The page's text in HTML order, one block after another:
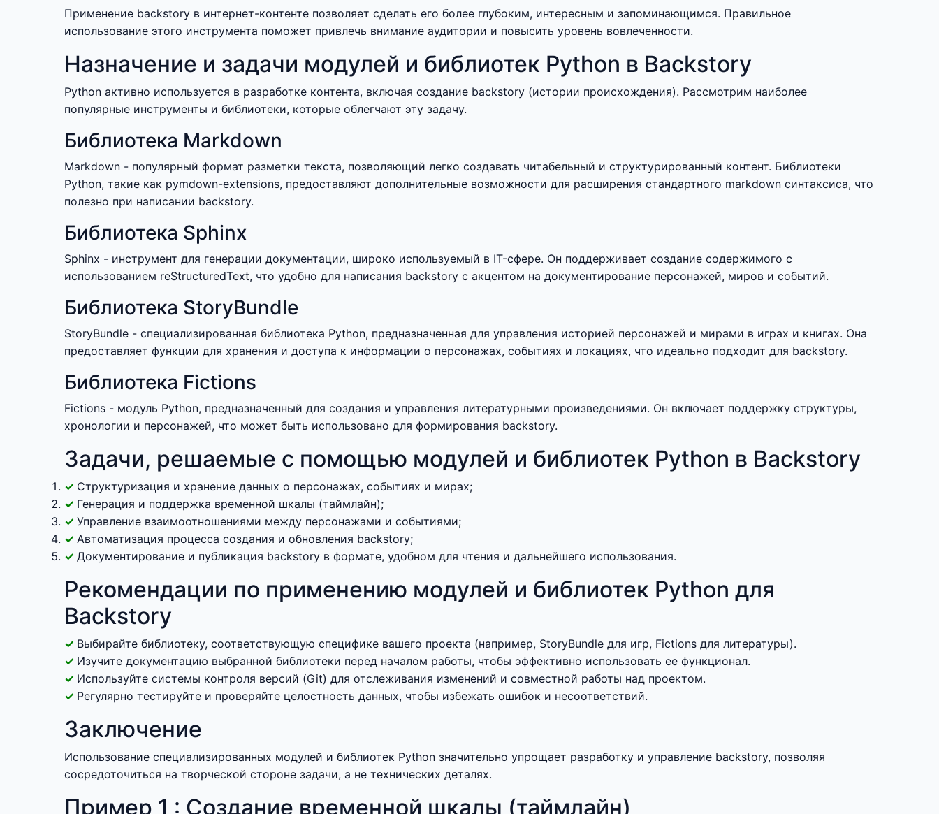
Применение backstory в интернет-контенте позволяет сделать его более глубоким, интересным и запоминающимся. Правильное
использование этого инструмента поможет привлечь внимание аудитории и повысить уровень вовлеченности.
Назначение и задачи модулей и библиотек Python в Backstory
Python активно используется в разработке контента, включая создание backstory (истории происхождения). Рассмотрим наиболее
популярные инструменты и библиотеки, которые облегчают эту задачу.
Библиотека Markdown
Markdown - популярный формат разметки текста, позволяющий легко создавать читабельный и структурированный контент. Библиотеки
Python, такие как pymdown-extensions, предоставляют дополнительные возможности для расширения стандартного markdown синтаксиса, что
полезно при написании backstory.
Библиотека Sphinx
Sphinx - инструмент для генерации документации, широко используемый в IT-сфере. Он поддерживает создание содержимого с
использованием reStructuredText, что удобно для написания backstory с акцентом на документирование персонажей, миров и событий.
Библиотека StoryBundle
StoryBundle - специализированная библиотека Python, предназначенная для управления историей персонажей и мирами в играх и книгах. Она
предоставляет функции для хранения и доступа к информации о персонажах, событиях и локациях, что идеально подходит для backstory.
Библиотека Fictions
Fictions - модуль Python, предназначенный для создания и управления литературными произведениями. Он включает поддержку структуры,
хронологии и персонажей, что может быть использовано для формирования backstory.
Задачи, решаемые с помощью модулей и библиотек Python в Backstory
Структуризация и хранение данных о персонажах, событиях и мирах;
Генерация и поддержка временной шкалы (таймлайн);
Управление взаимоотношениями между персонажами и событиями;
Автоматизация процесса создания и обновления backstory;
Документирование и публикация backstory в формате, удобном для чтения и дальнейшего использования.
Рекомендации по применению модулей и библиотек Python для
Backstory
Выбирайте библиотеку, соответствующую специфике вашего проекта (например, StoryBundle для игр, Fictions для литературы).
Изучите документацию выбранной библиотеки перед началом работы, чтобы эффективно использовать ее функционал.
Используйте системы контроля версий (Git) для отслеживания изменений и совместной работы над проектом.
Регулярно тестируйте и проверяйте целостность данных, чтобы избежать ошибок и несоответствий.
Заключение
Использование специализированных модулей и библиотек Python значительно упрощает разработку и управление backstory, позволяя
сосредоточиться на творческой стороне задачи, а не технических деталях.
Пример 1 : Создание временной шкалы (таймлайн)